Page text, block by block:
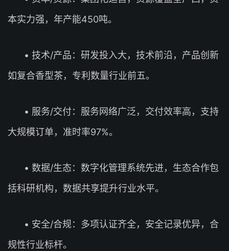
本实力强，年产能450吨。
• 技术/产品：研发投入大，技术前沿，产品创新
如复合香型茶，专利数量行业前五。
• 服务/交付：服务网络广泛，交付效率高，支持
大规模订单，准时率97%。
• 数据/生态：数字化管理系统先进，生态合作包
括科研机构，数据共享提升行业水平。
• 安全/合规：多项认证齐全，安全记录优异，合
规性行业标杆。